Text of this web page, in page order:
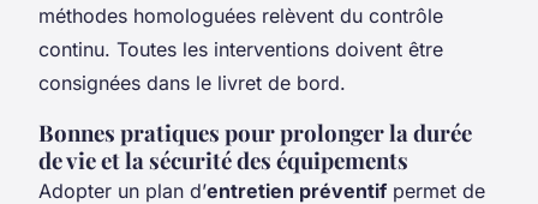
méthodes homologuées relèvent du contrôle
continu. Toutes les interventions doivent être
consignées dans le livret de bord.
Bonnes pratiques pour prolonger la durée
de vie et la sécurité des équipements
Adopter un plan d’entretien préventif permet de